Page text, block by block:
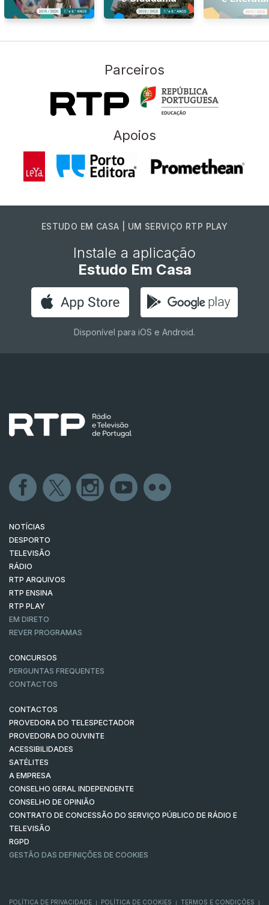
Parceiros
Apoios
ESTUDO EM CASA | UM SERVIÇO RTP PLAY
Instale a aplicação
Estudo Em Casa
Disponível para iOS e Android.
NOTÍCIAS
DESPORTO
TELEVISÃO
RÁDIO
RTP ARQUIVOS
RTP ENSINA
RTP PLAY
EM DIRETO
REVER PROGRAMAS
CONCURSOS
PERGUNTAS FREQUENTES
CONTACTOS
CONTACTOS
PROVEDORA DO TELESPECTADOR
PROVEDORA DO OUVINTE
ACESSIBILIDADES
SATÉLITES
A EMPRESA
CONSELHO GERAL INDEPENDENTE
CONSELHO DE OPINIÃO
CONTRATO DE CONCESSÃO DO SERVIÇO PÚBLICO DE RÁDIO E
TELEVISÃO
RGPD
GESTÃO DAS DEFINIÇÕES DE COOKIES
POLÍTICA DE PRIVACIDADE POLÍTICA DE COOKIES TERMOS E CONDIÇÕES